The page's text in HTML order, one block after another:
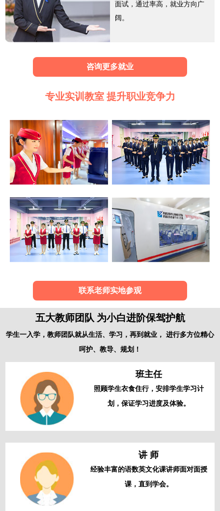
面试，通过率高，就业方向广
阔。
咨询更多就业
专业实训教室 提升职业竞争力
联系老师实地参观
五大教师团队 为小白进阶保驾护航
学生一入学，教师团队就从生活、学习，再到就业， 进行多方位精心
呵护、教导、规划！
班主任
照顾学生衣食住行，安排学生学习计
划，保证学习进度及体验。
讲 师
经验丰富的语数英文化课讲师面对面授
课，直到学会。